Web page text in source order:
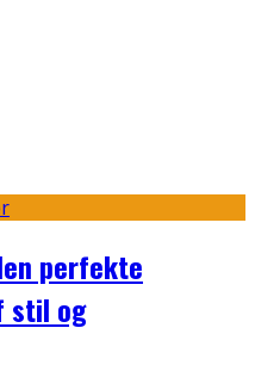
perfekte
stil og